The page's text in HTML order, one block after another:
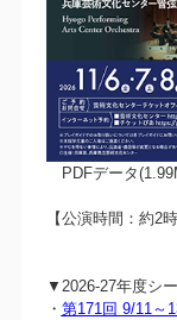
PDFデータ
【公演時間：約2
▼2026-27年度シ
・ 第171回 9/11～